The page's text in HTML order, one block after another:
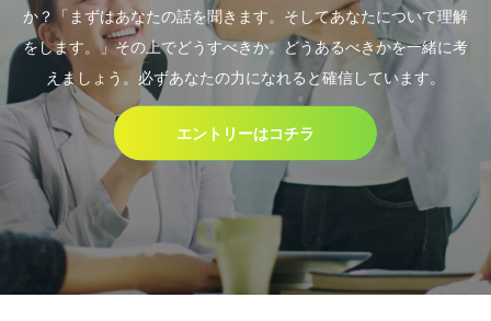
か？「まずはあなたの話を聞きます。そしてあなたについて理解
をします。」その上でどうすべきか。どうあるべきかを一緒に考
えましょう。必ずあなたの力になれると確信しています。
エントリーはコチラ